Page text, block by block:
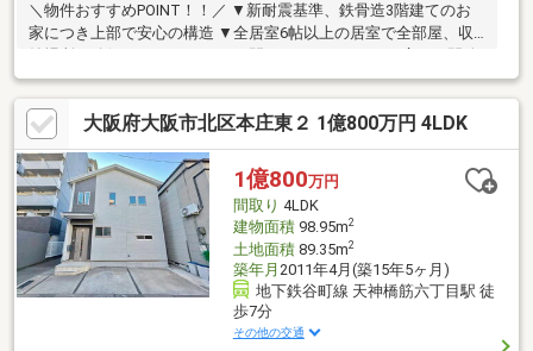
＼物件おすすめPOINT！！／ ▼新耐震基準、鉄骨造3階建てのお
家につき上部で安心の構造 ▼全居室6帖以上の居室で全部屋、収
的なお家。LDKにはたっぷりと採光が入ってきます ▼1階、2階部
分にトイレが完備されたレイアウト ＼立地おすすめPOINT！！／
▼阪急千里線、大阪メトロ谷町線、堺筋線が徒歩5分で利用可能▼
大通りから入った住宅のため、帰宅が遅くなっても安心の立地 ▼
天神橋筋商店街まで徒歩圏▼周辺には複数の商業施設が揃ってお
り、飽きることのない立地
大阪府大阪市北区本庄東２ 1億800万円 4LDK
1億800万円
間取り 4LDK
建物面積98.95m2
土地面積89.35m2
築年月 2011年4月(築15年5ヶ月)
地下鉄谷町線 天神橋筋六丁目駅 徒
歩7分
その他の交通